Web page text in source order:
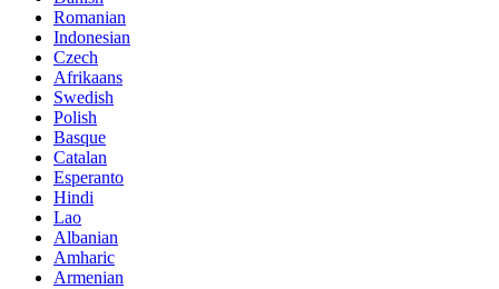
Romanian
Indonesian
Czech
Afrikaans
Swedish
Polish
Basque
Catalan
Esperanto
Hindi
Lao
Albanian
Amharic
Armenian